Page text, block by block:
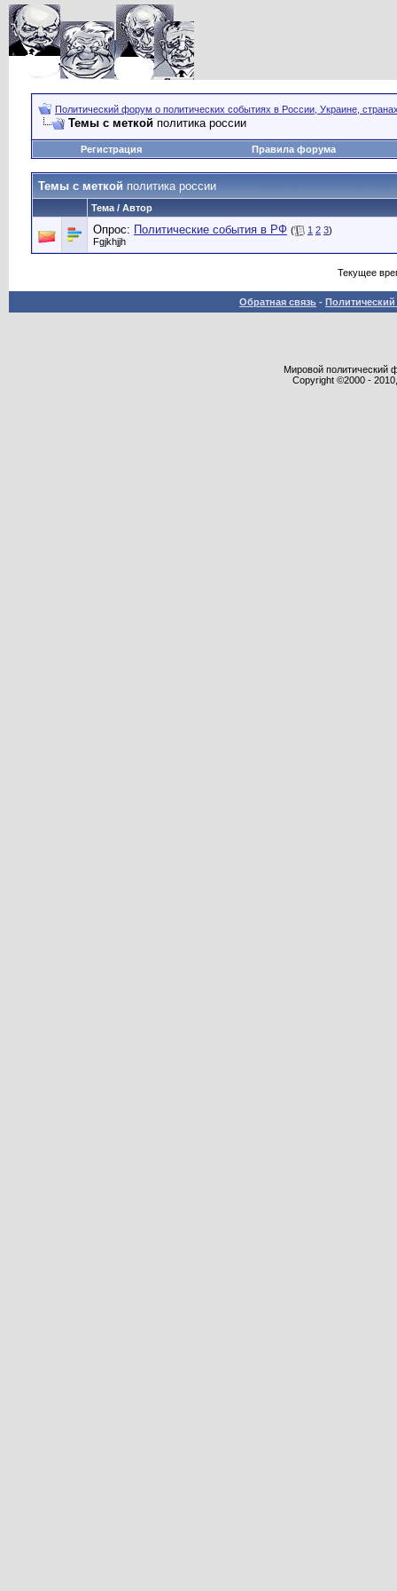
Политический форум о политических событиях в России, Украине,
Темы с меткой политика россии
Регистрация Правила форума
Темы с меткой политика россии
Тема / Автор
Опрос: Политические события в РФ ( 1 2 3)
Fgjkhjjh
Текущее
Обратная связь -
Мировой политический
Copyright ©2000 -